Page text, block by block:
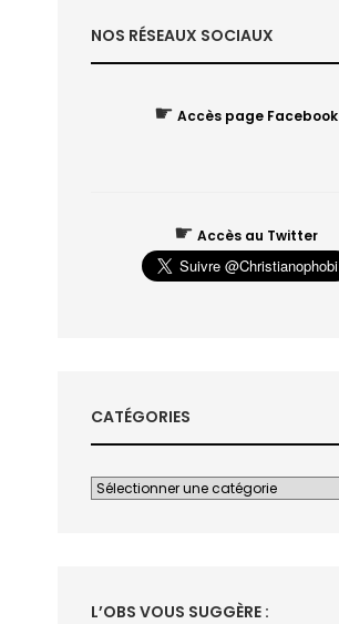
NOS RÉSEAUX SOCIAUX
☛ Accès page Facebook
☛ Accès au Twitter
CATÉGORIES
L’OBS VOUS SUGGÈRE :